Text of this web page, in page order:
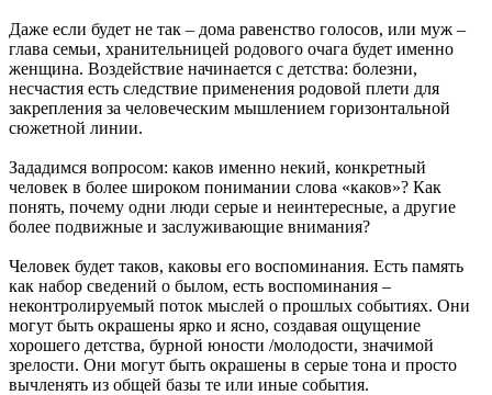
Даже если будет не так – дома равенство голосов, или муж –
глава семьи, хранительницей родового очага будет именно
женщина. Воздействие начинается с детства: болезни,
несчастия есть следствие применения родовой плети для
закрепления за человеческим мышлением горизонтальной
сюжетной линии.
Зададимся вопросом: каков именно некий, конкретный
человек в более широком понимании слова «каков»? Как
понять, почему одни люди серые и неинтересные, а другие
более подвижные и заслуживающие внимания?
Человек будет таков, каковы его воспоминания. Есть память
как набор сведений о былом, есть воспоминания –
неконтролируемый поток мыслей о прошлых событиях. Они
могут быть окрашены ярко и ясно, создавая ощущение
хорошего детства, бурной юности /молодости, значимой
зрелости. Они могут быть окрашены в серые тона и просто
вычленять из общей базы те или иные события.